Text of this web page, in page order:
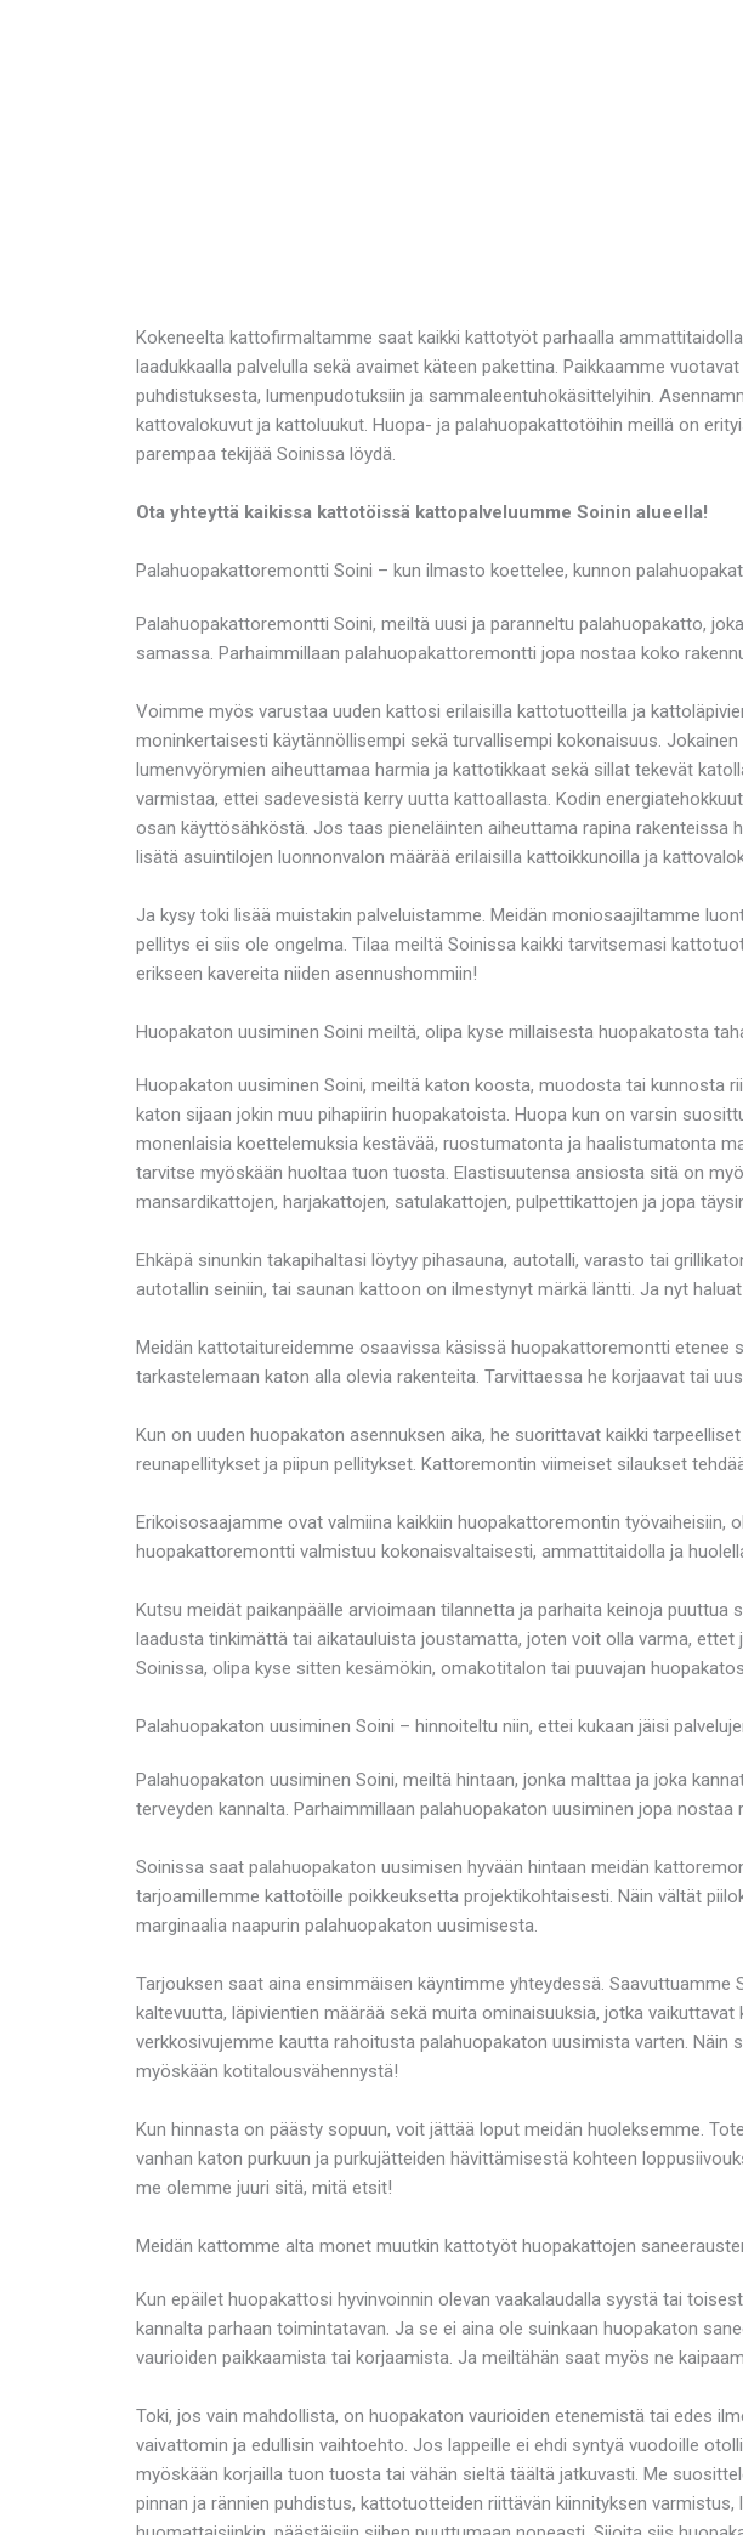
Kokeneelta kattofirmaltamme saat kaikki kattotyöt parhaalla
laadukkaalla palvelulla sekä avaimet käteen pakettina. Paikkaamme
puhdistuksesta, lumenpudotuksiin ja sammaleentuhokäsittelyihin.
kattovalokuvut ja kattoluukut. Huopa- ja palahuopakattotöihin meillä on
parempaa tekijää Soinissa löydä.
Ota yhteyttä kaikissa kattotöissä kattopalveluumme Soinin alueella!
Palahuopakattoremontti Soini – kun ilmasto koettelee, kunnon
Palahuopakattoremontti Soini, meiltä uusi ja paranneltu palahuopakatto,
samassa. Parhaimmillaan palahuopakattoremontti jopa nostaa koko
Voimme myös varustaa uuden kattosi erilaisilla kattotuotteilla ja
moninkertaisesti käytännöllisempi sekä turvallisempi kokonaisuus.
lumenvyörymien aiheuttamaa harmia ja kattotikkaat sekä sillat tekevät
varmistaa, ettei sadevesistä kerry uutta kattoallasta. Kodin
osan käyttösähköstä. Jos taas pieneläinten aiheuttama rapina
lisätä asuintilojen luonnonvalon määrää erilaisilla kattoikkunoilla ja
Ja kysy toki lisää muistakin palveluistamme. Meidän moniosaajiltamme
pellitys ei siis ole ongelma. Tilaa meiltä Soinissa kaikki tarvitsemasi
erikseen kavereita niiden asennushommiin!
Huopakaton uusiminen Soini meiltä, olipa kyse millaisesta huopakatosta
Huopakaton uusiminen Soini, meiltä katon koosta, muodosta tai kunnosta
katon sijaan jokin muu pihapiirin huopakatoista. Huopa kun on varsin
monenlaisia koettelemuksia kestävää, ruostumatonta ja haalistumatonta
tarvitse myöskään huoltaa tuon tuosta. Elastisuutensa ansiosta sitä on
mansardikattojen, harjakattojen, satulakattojen, pulpettikattojen ja jopa
Ehkäpä sinunkin takapihaltasi löytyy pihasauna, autotalli, varasto tai
autotallin seiniin, tai saunan kattoon on ilmestynyt märkä läntti. Ja nyt
Meidän kattotaitureidemme osaavissa käsissä huopakattoremontti etenee
tarkastelemaan katon alla olevia rakenteita. Tarvittaessa he korjaavat tai
Kun on uuden huopakaton asennuksen aika, he suorittavat kaikki
reunapellitykset ja piipun pellitykset. Kattoremontin viimeiset silaukset
Erikoisosaajamme ovat valmiina kaikkiin huopakattoremontin
huopakattoremontti valmistuu kokonaisvaltaisesti, ammattitaidolla ja
Kutsu meidät paikanpäälle arvioimaan tilannetta ja parhaita keinoja
laadusta tinkimättä tai aikatauluista joustamatta, joten voit olla varma,
Soinissa, olipa kyse sitten kesämökin, omakotitalon tai puuvajan
Palahuopakaton uusiminen Soini – hinnoiteltu niin, ettei kukaan jäisi
Palahuopakaton uusiminen Soini, meiltä hintaan, jonka malttaa ja joka
terveyden kannalta. Parhaimmillaan palahuopakaton uusiminen jopa
Soinissa saat palahuopakaton uusimisen hyvään hintaan meidän
tarjoamillemme kattotöille poikkeuksetta projektikohtaisesti. Näin vältät
marginaalia naapurin palahuopakaton uusimisesta.
Tarjouksen saat aina ensimmäisen käyntimme yhteydessä.
kaltevuutta, läpivientien määrää sekä muita ominaisuuksia, jotka
verkkosivujemme kautta rahoitusta palahuopakaton uusimista varten. Näin
myöskään kotitalousvähennystä!
Kun hinnasta on päästy sopuun, voit jättää loput meidän huoleksemme.
vanhan katon purkuun ja purkujätteiden hävittämisestä kohteen
me olemme juuri sitä, mitä etsit!
Meidän kattomme alta monet muutkin kattotyöt huopakattojen
Kun epäilet huopakattosi hyvinvoinnin olevan vaakalaudalla syystä tai
kannalta parhaan toimintatavan. Ja se ei aina ole suinkaan huopakaton
vaurioiden paikkaamista tai korjaamista. Ja meiltähän saat myös ne
Toki, jos vain mahdollista, on huopakaton vaurioiden etenemistä tai edes
vaivattomin ja edullisin vaihtoehto. Jos lappeille ei ehdi syntyä vuodoille
myöskään korjailla tuon tuosta tai vähän sieltä täältä jatkuvasti. Me
pinnan ja rännien puhdistus, kattotuotteiden riittävän kiinnityksen